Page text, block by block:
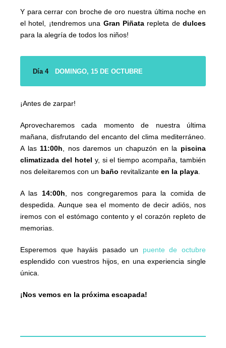
Y para cerrar con broche de oro nuestra última noche en
el hotel, ¡tendremos una Gran Piñatarepleta de dulces
para la alegría de todos los niños!
Día 4 DOMINGO, 15 DE OCTUBRE
¡Antes de zarpar!
Aprovecharemos cada momento de nuestra última
mañana, disfrutando del encanto del clima mediterráneo.
A las11:00h , nos daremos un chapuzón en la piscina
climatizada del hotel y, si el tiempo acompaña, también
nos deleitaremos con un baño revitalizante en la playa
A las 14:00h , nos congregaremos para la comida de
despedida. Aunque sea el momento de decir adiós, nos
iremos con el estómago contento y el corazón repleto de
memorias.
Esperemos que hayáis pasado un puente de octubre
esplendido con vuestros hijos, en una experiencia single
única.
¡Nos vemos en la próxima escapada!